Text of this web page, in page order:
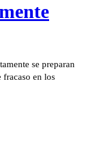
se preparan
fracaso en los